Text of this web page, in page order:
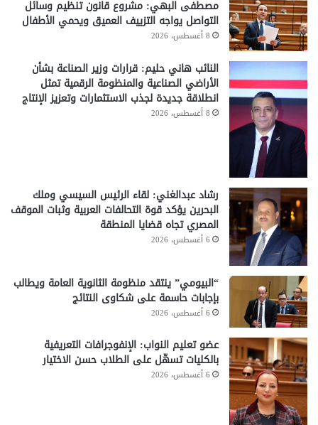
مصطفى البهي: مشروع قانون تنظيم وسائل
التواصل يواجه التزييف العميق ويحمي الأطفال
8 أغسطس، 2026
النائب هاني حليم: قرارات وزير الصناعة بشأن
الأراضي الصناعية والمنظومة الرقمية تمثل
انطلاقة جديدة لجذب الاستثمارات وتعزيز الإنتاج
8 أغسطس، 2026
رشاد عبدالغني: لقاء الرئيس السيسي وملك
البحرين يؤكد قوة التحالفات العربية وثبات الموقف
المصري تجاه قضايا المنطقة
6 أغسطس، 2026
“البيومي” ينتقد منظومة الثانوية العامة ويطالب
بإجابات حاسمة على شكاوى النتائج
6 أغسطس، 2026
عضو تعليم النواب: الإنفوجرافات التعريفية
بالكليات تسهّل على الطلاب حسن الاختيار
6 أغسطس، 2026